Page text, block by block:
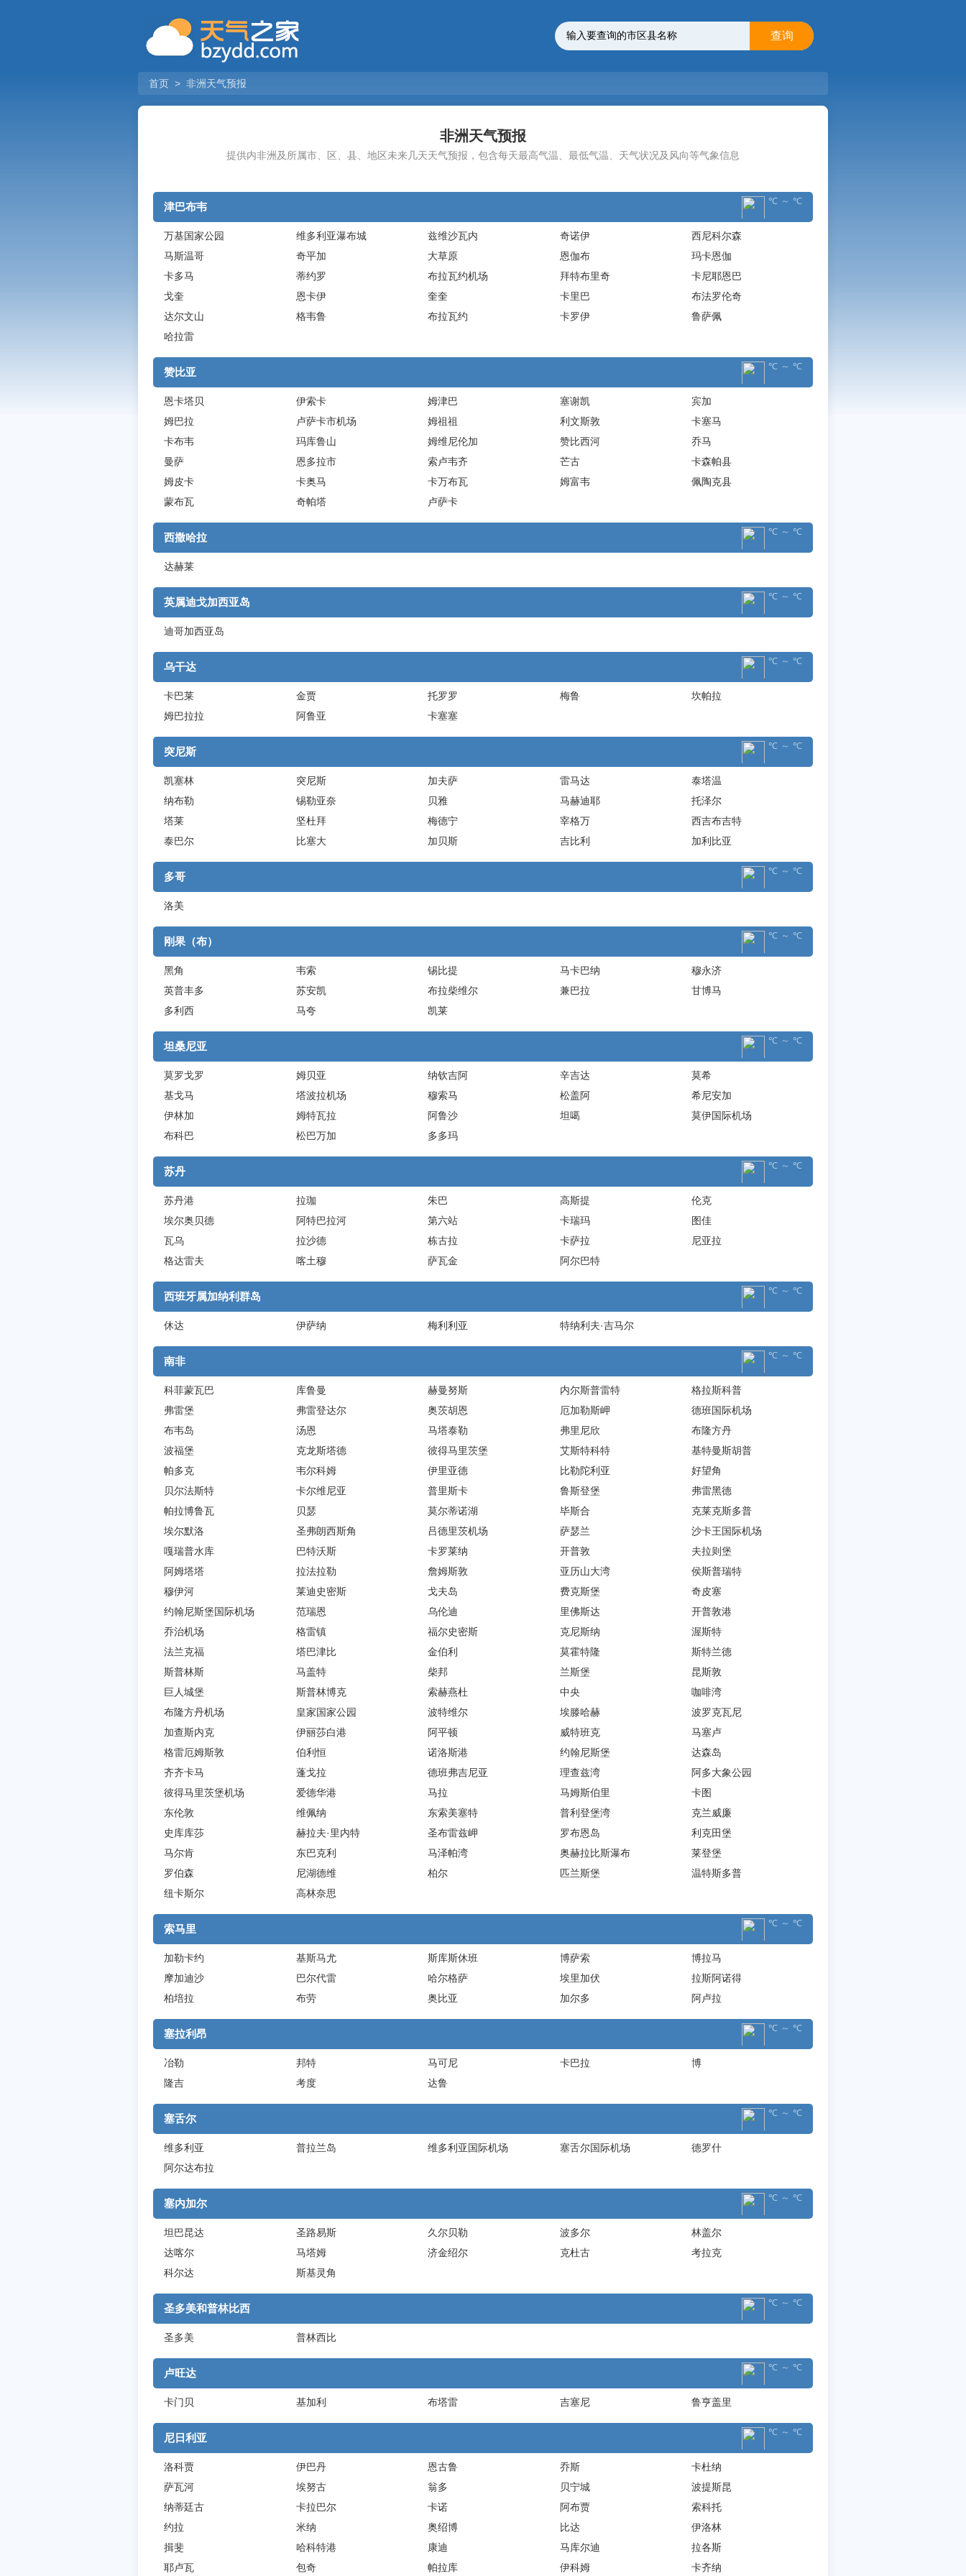
查询
首页 > 非洲天气预报
非洲天气预报
提供内非洲及所属市、区、县、地区未来几天天气预报，包含每天最高气温、最低气温、天气状况及风向等气象信息
津巴布韦 ℃ ～ ℃
万基国家公园 维多利亚瀑布城 兹维沙瓦内 奇诺伊
西尼科尔森
马斯温哥
奇平加 大草原 恩伽布
玛卡恩伽
卡多马
蒂约罗 布拉瓦约机场 拜特布里奇
卡尼耶恩巴
戈奎
恩卡伊 奎奎 卡里巴
布法罗伦奇
达尔文山
格韦鲁 布拉瓦约 卡罗伊
鲁萨佩
哈拉雷
赞比亚 ℃ ～ ℃
恩卡塔贝 伊索卡 姆津巴 塞谢凯
宾加
姆巴拉
卢萨卡市机场 姆祖祖 利文斯敦
卡塞马
卡布韦
玛库鲁山 姆维尼伦加 赞比西河
乔马
曼萨
恩多拉市 索卢韦齐 芒古
卡森帕县
姆皮卡
卡奥马 卡万布瓦 姆富韦
佩陶克县
蒙布瓦
奇帕塔 卢萨卡
西撒哈拉 ℃ ～ ℃
达赫莱
英属迪戈加西亚岛 ℃ ～ ℃
迪哥加西亚岛
乌干达 ℃ ～ ℃
卡巴莱 金贾 托罗罗 梅鲁
坎帕拉
姆巴拉拉
阿鲁亚 卡塞塞
突尼斯 ℃ ～ ℃
凯塞林 突尼斯 加夫萨 雷马达
泰塔温
纳布勒
锡勒亚奈 贝雅 马赫迪耶
托泽尔
塔莱
坚杜拜 梅德宁 宰格万
西吉布吉特
泰巴尔
比塞大 加贝斯 吉比利 加利比亚
多哥 ℃ ～ ℃
洛美
刚果（布） ℃ ～ ℃
黑角 韦索 锡比提 马卡巴纳
穆永济
英普丰多
苏安凯 布拉柴维尔 兼巴拉
甘博马
多利西
马夸 凯莱
坦桑尼亚 ℃ ～ ℃
莫罗戈罗 姆贝亚 纳钦吉阿 辛吉达
莫希
基戈马
塔波拉机场 穆索马 松盖阿
希尼安加
伊林加
姆特瓦拉 阿鲁沙 坦噶
莫伊国际机场
布科巴
松巴万加 多多玛
苏丹 ℃ ～ ℃
苏丹港 拉珈 朱巴 高斯提
伦克
埃尔奥贝德
阿特巴拉河 第六站 卡瑞玛
图佳
瓦乌
拉沙德 栋古拉 卡萨拉
尼亚拉
格达雷夫
喀土穆 萨瓦金 阿尔巴特
西班牙属加纳利群岛 ℃ ～ ℃
休达 伊萨纳 梅利利亚 特纳利夫·吉马尔
南非 ℃ ～ ℃
科菲蒙瓦巴 库鲁曼 赫曼努斯 内尔斯普雷特
格拉斯科普
弗雷堡
弗雷登达尔 奥茨胡恩 厄加勒斯岬
德班国际机场
布韦岛
汤恩 马塔泰勒 弗里尼欣
布隆方丹
波福堡
克龙斯塔德 彼得马里茨堡 艾斯特科特
基特曼斯胡普
帕多克
韦尔科姆 伊里亚德 比勒陀利亚
好望角
贝尔法斯特
卡尔维尼亚 普里斯卡 鲁斯登堡
弗雷黑德
帕拉博鲁瓦
贝瑟 莫尔蒂诺湖 毕斯合
克莱克斯多普
埃尔默洛
圣弗朗西斯角 吕德里茨机场 萨瑟兰
沙卡王国际机场
嘎瑞普水库
巴特沃斯 卡罗莱纳 开普敦
夫拉则堡
阿姆塔塔
拉法拉勒 詹姆斯敦 亚历山大湾
侯斯普瑞特
穆伊河
莱迪史密斯 戈夫岛 费克斯堡
奇皮塞
约翰尼斯堡国际机场
范瑞恩 乌伦迪 里佛斯达
开普敦港
乔治机场
格雷镇 福尔史密斯 克尼斯纳
渥斯特
法兰克福
塔巴津比 金伯利 莫霍特隆
斯特兰德
斯普林斯
马盖特 柴邦 兰斯堡
昆斯敦
巨人城堡
斯普林博克 索赫燕杜 中央
咖啡湾
布隆方丹机场
皇家国家公园 波特维尔 埃滕哈赫
波罗克瓦尼
加查斯内克
伊丽莎白港 阿平顿 威特班克
马塞卢
格雷厄姆斯敦
伯利恒 诺洛斯港 约翰尼斯堡
达森岛
齐齐卡马
蓬戈拉 德班弗吉尼亚 理查兹湾
阿多大象公园
彼得马里茨堡机场
爱德华港 马拉 马姆斯伯里
卡图
东伦敦
维佩纳 东索美塞特 普利登堡湾
克兰威廉
史库库莎
赫拉夫·里内特 圣布雷兹岬 罗布恩岛
利克田堡
马尔肯
东巴克利 马泽帕湾 奥赫拉比斯瀑布
莱登堡
罗伯森
尼湖德维 柏尔 匹兰斯堡
温特斯多普
纽卡斯尔
高林奈思
索马里 ℃ ～ ℃
加勒卡约 基斯马尤 斯库斯休班 博萨索
博拉马
摩加迪沙
巴尔代雷 哈尔格萨 埃里加伏
拉斯阿诺得
柏培拉
布劳 奥比亚 加尔多 阿卢拉
塞拉利昂 ℃ ～ ℃
冶勒 邦特 马可尼 卡巴拉
博
隆吉
考度 达鲁
塞舌尔 ℃ ～ ℃
维多利亚 普拉兰岛 维多利亚国际机场 塞舌尔国际机场
德罗什
阿尔达布拉
塞内加尔 ℃ ～ ℃
坦巴昆达 圣路易斯 久尔贝勒 波多尔
林盖尔
达喀尔
马塔姆 济金绍尔 克杜古
考拉克
科尔达
斯基灵角
圣多美和普林比西 ℃ ～ ℃
圣多美 普林西比
卢旺达 ℃ ～ ℃
卡门贝 基加利 布塔雷 吉塞尼 鲁亨盖里
尼日利亚 ℃ ～ ℃
洛科贾 伊巴丹 恩古鲁 乔斯
卡杜纳
萨瓦河
埃努古 翁多 贝宁城
波提斯昆
纳蒂廷古
卡拉巴尔 卡诺 阿布贾
索科托
约拉
米纳 奥绍博 比达
伊洛林
揖斐
哈科特港 康迪 马库尔迪
拉各斯
耶卢瓦
包奇 帕拉库 伊科姆 卡齐纳